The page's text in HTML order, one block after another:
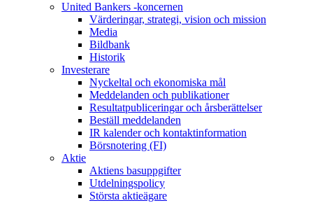
United Bankers -koncernen
Värderingar, strategi, vision och mission
Media
Bildbank
Historik
Investerare
Nyckeltal och ekonomiska mål
Meddelanden och publikationer
Resultatpubliceringar och årsberättelser
Beställ meddelanden
IR kalender och kontaktinformation
Börsnotering (FI)
Aktie
Aktiens basuppgifter
Utdelningspolicy
Största aktieägare